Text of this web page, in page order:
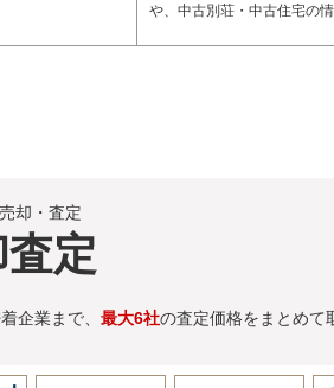
や、中古別荘・中古住宅の
却・査定
定
企業まで、 最大6社の査定価格をまとめて